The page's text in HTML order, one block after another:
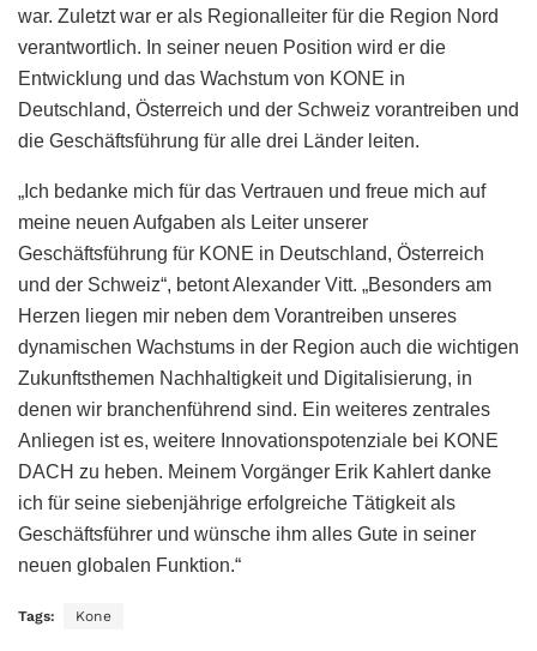
war. Zuletzt war er als Regionalleiter für die Region Nord
verantwortlich. In seiner neuen Position wird er die
Entwicklung und das Wachstum von KONE in
Deutschland, Österreich und der Schweiz vorantreiben und
die Geschäftsführung für alle drei Länder leiten.
„Ich bedanke mich für das Vertrauen und freue mich auf
meine neuen Aufgaben als Leiter unserer
Geschäftsführung für KONE in Deutschland, Österreich
und der Schweiz“, betont Alexander Vitt. „Besonders am
Herzen liegen mir neben dem Vorantreiben unseres
dynamischen Wachstums in der Region auch die wichtigen
Zukunftsthemen Nachhaltigkeit und Digitalisierung, in
denen wir branchenführend sind. Ein weiteres zentrales
Anliegen ist es, weitere Innovationspotenziale bei KONE
DACH zu heben. Meinem Vorgänger Erik Kahlert danke
ich für seine siebenjährige erfolgreiche Tätigkeit als
Geschäftsführer und wünsche ihm alles Gute in seiner
neuen globalen Funktion.“
Tags: Kone